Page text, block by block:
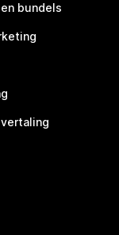
bundels